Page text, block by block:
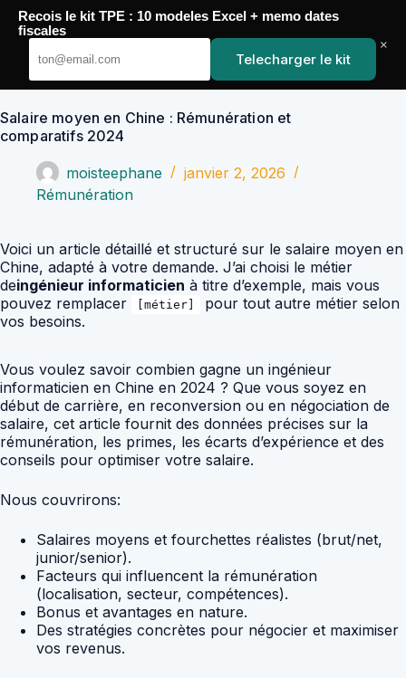
Passer
contenu
YoupiJobs
Salaire moyen en Chine : Rémunération et
comparatifs 2024
moisteephane
janvier 2, 2026
Rémunération
Voici un article détaillé et structuré sur le salaire moyen en
Chine, adapté à votre demande. J’ai choisi le métier
deingénieur informaticien à titre d’exemple, mais vous
pouvez remplacer
[métier]
pour tout autre métier selon
vos besoins.
Vous voulez savoir combien gagne un ingénieur
informaticien en Chine en 2024 ? Que vous soyez en
début de carrière, en reconversion ou en négociation de
salaire, cet article fournit des données précises sur la
rémunération, les primes, les écarts d’expérience et des
conseils pour optimiser votre salaire.
Nous couvrirons:
Salaires moyens et fourchettes réalistes (brut/net,
junior/senior).
Facteurs qui influencent la rémunération
(localisation, secteur, compétences).
Bonus et avantages en nature.
Des stratégies concrètes pour négocier et maximiser
vos revenus.
Recois le kit TPE : 10 modeles Excel + memo dates
fiscales
Telecharger le kit
×